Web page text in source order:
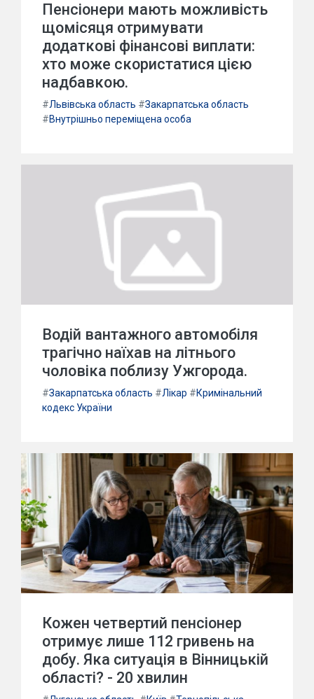
Пенсіонери мають можливість
щомісяця отримувати
додаткові фінансові виплати:
хто може скористатися цією
надбавкою.
#Львівська область #Закарпатська область
#Внутрішньо переміщена особа
Водій вантажного автомобіля
трагічно наїхав на літнього
чоловіка поблизу Ужгорода.
#Закарпатська область #Лікар #Кримінальний
кодекс України
Кожен четвертий пенсіонер
отримує лише 112 гривень на
добу. Яка ситуація в Вінницькій
області? - 20 хвилин